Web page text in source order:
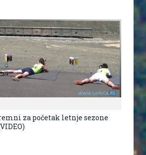
za početak letnje sezone